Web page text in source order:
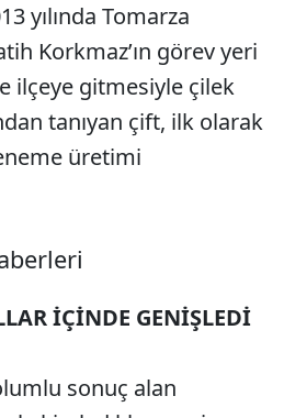
yılında Tomarza
Korkmaz’ın görev yeri
ilçeye gitmesiyle çilek
tanıyan çift, ilk olarak
üretimi
İÇİNDE GENİŞLEDİ
sonuç alan